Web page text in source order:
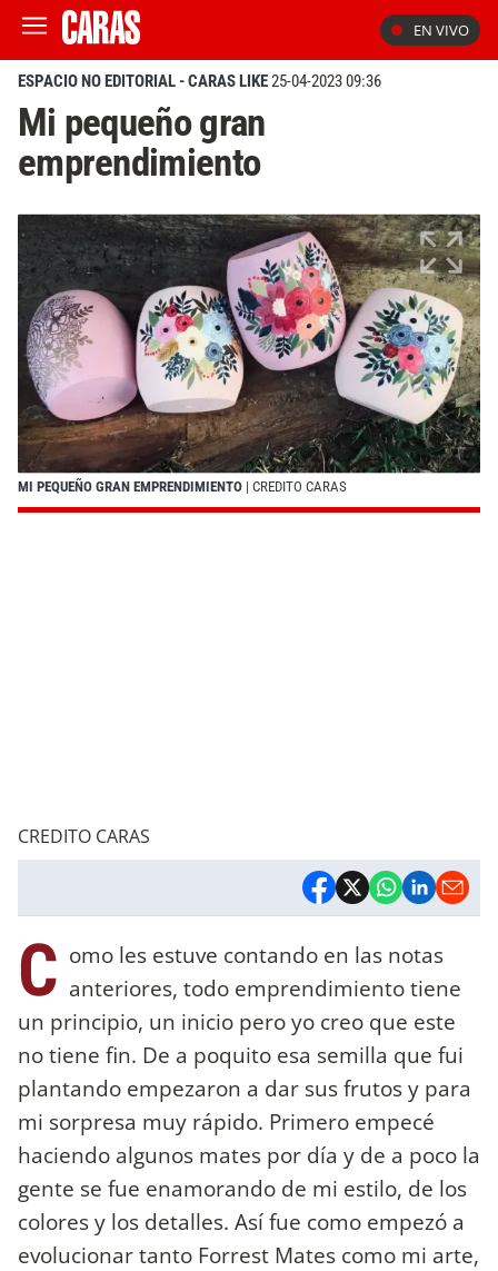
EN VIVO
ESPACIO NO EDITORIAL - CARAS LIKE25-04-2023 09:36
Mi pequeño gran
emprendimiento
MI PEQUEÑO GRAN EMPRENDIMIENTO | CREDITO CARAS
CREDITO CARAS
C omo les estuve contando en las notas
anteriores, todo emprendimiento tiene
un principio, un inicio pero yo creo que este
no tiene fin. De a poquito esa semilla que fui
plantando empezaron a dar sus frutos y para
mi sorpresa muy rápido. Primero empecé
haciendo algunos mates por día y de a poco la
gente se fue enamorando de mi estilo, de los
colores y los detalles. Así fue como empezó a
evolucionar tanto Forrest Mates como mi arte,